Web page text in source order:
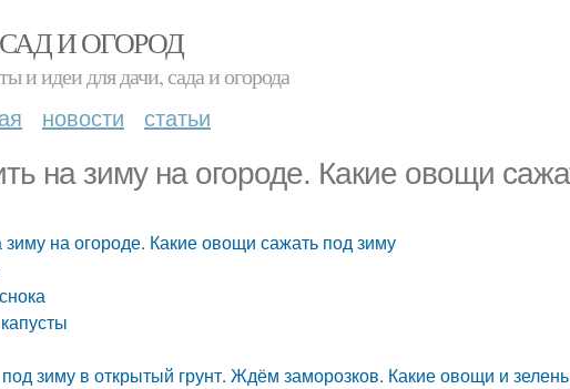
САД И ОГОРОД
и идеи для дачи, сада и огорода
новости статьи
на зиму на огороде. Какие овощи
на огороде. Какие овощи сажать под зиму
зиму в открытый грунт. Ждём заморозков. Какие овощи и